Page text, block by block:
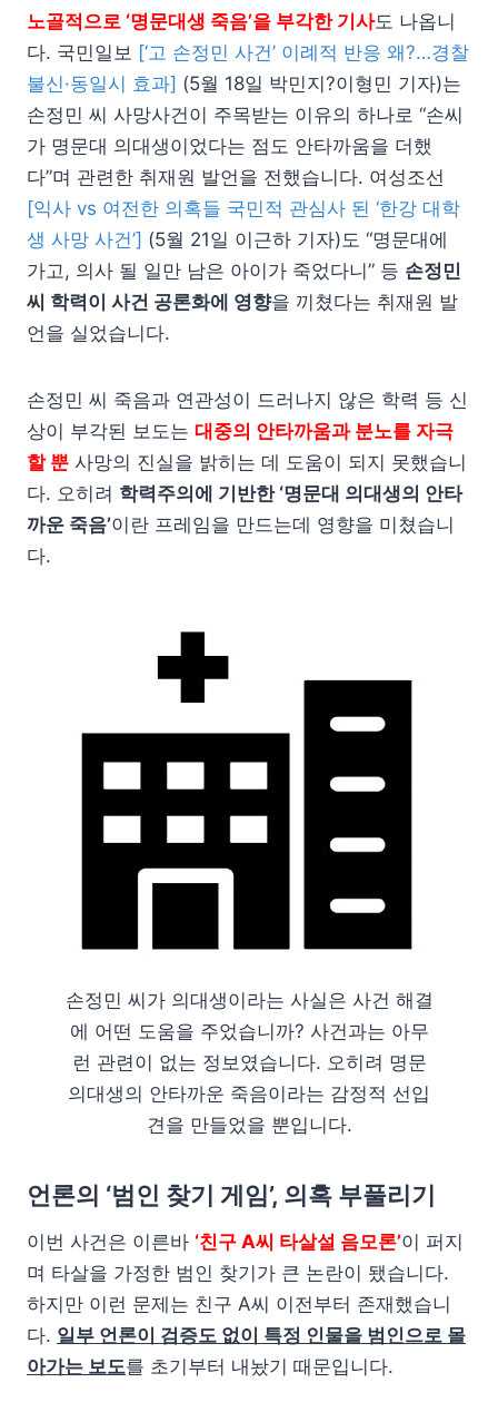
노골적으로 ‘명문대생 죽음’을 부각한 기사도 나옵니
다. 국민일보 [‘고 손정민 사건’ 이례적 반응 왜?…경찰
불신·동일시 효과] (5월 18일 박민지?이형민 기자)는
손정민 씨 사망사건이 주목받는 이유의 하나로 “손씨
가 명문대 의대생이었다는 점도 안타까움을 더했
다”며 관련한 취재원 발언을 전했습니다. 여성조선
[익사 vs 여전한 의혹들 국민적 관심사 된 ‘한강 대학
생 사망 사건’] (5월 21일 이근하 기자)도 “명문대에
가고, 의사 될 일만 남은 아이가 죽었다니” 등 손정민
씨 학력이 사건 공론화에 영향을 끼쳤다는 취재원 발
언을 실었습니다.
손정민 씨 죽음과 연관성이 드러나지 않은 학력 등 신
상이 부각된 보도는 대중의 안타까움과 분노를 자극
할 뿐 사망의 진실을 밝히는 데 도움이 되지 못했습니
다. 오히려 학력주의에 기반한 ‘명문대 의대생의 안타
까운 죽음’이란 프레임을 만드는데 영향을 미쳤습니
다.
손정민 씨가 의대생이라는 사실은 사건 해결
에 어떤 도움을 주었습니까? 사건과는 아무
런 관련이 없는 정보였습니다. 오히려 명문
의대생의 안타까운 죽음이라는 감정적 선입
견을 만들었을 뿐입니다.
언론의 ‘범인 찾기 게임’, 의혹 부풀리기
이번 사건은 이른바 ‘친구 A씨 타살설 음모론’이 퍼지
며 타살을 가정한 범인 찾기가 큰 논란이 됐습니다.
하지만 이런 문제는 친구 A씨 이전부터 존재했습니
다. 일부 언론이 검증도 없이 특정 인물을 범인으로 몰
아가는 보도를 초기부터 내놨기 때문입니다.